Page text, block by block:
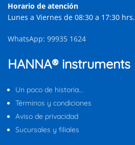
Horario de atención
Lunes a Viernes de 08:30 a 17:30 hrs.
WhatsApp: 99935 1624
HANNA® instruments
Un poco de historia…
Términos y condiciones
Aviso de privacidad
Sucursales y filiales